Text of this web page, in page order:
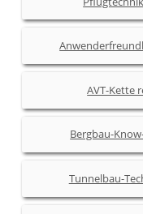
AVT-Kette
Bergbau-
Tunnelbau-